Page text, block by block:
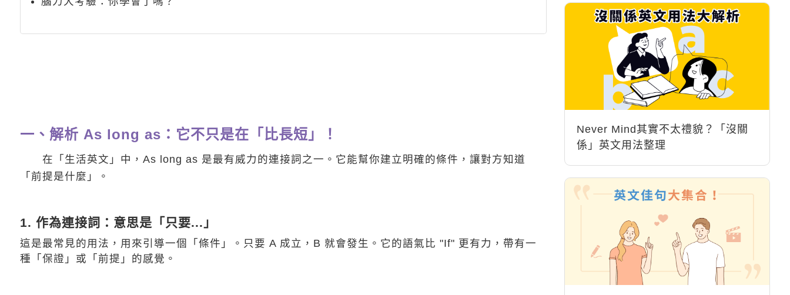
一、解析 As long as：它不只是在「比長短」！
在「生活英文」中，As long as 是最有威力的連接詞之一。它能幫你建立明確的條件，讓對方知道
「前提是什麼」。
1. 作為連接詞：意思是「只要...」
這是最常見的用法，用來引導一個「條件」。只要 A 成立，B 就會發生。它的語氣比 "If" 更有力，帶有一
種「保證」或「前提」的感覺。
Never Mind其實不太禮貌？「沒關
係」英文用法整理